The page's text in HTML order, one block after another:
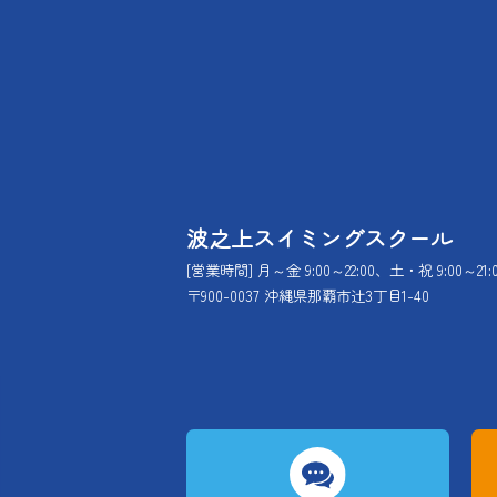
波之上スイミングスクール
[営業時間] 月～金 9:00～22:00、土・祝 9:00～
〒900-0037 沖縄県那覇市辻3丁目1-40